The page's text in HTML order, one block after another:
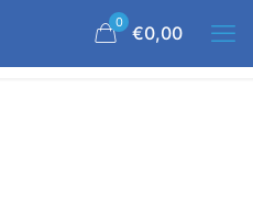
0 €0,00